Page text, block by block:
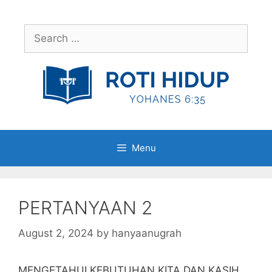
contentSearch
for:
Menu
PERTANYAAN 2
August 2, 2024 by hanyaanugrah